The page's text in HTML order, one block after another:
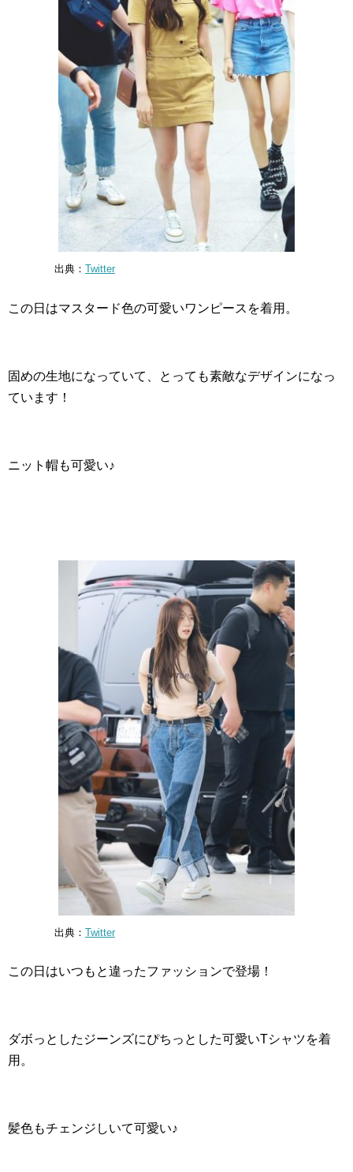
出典： Twitter
この日はマスタード色の可愛いワンピースを着用。
固めの生地になっていて、とっても素敵なデザインになっ
ています！
ニット帽も可愛い♪
出典： Twitter
この日はいつもと違ったファッションで登場！
ダボっとしたジーンズにぴちっとした可愛いTシャツを着
用。
髪色もチェンジしいて可愛い♪